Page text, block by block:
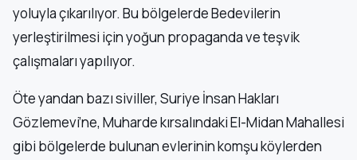
yoluyla çıkarılıyor. Bu bölgelerde Bedevilerin
yerleştirilmesi için yoğun propaganda ve teşvik
çalışmaları yapılıyor.
Öte yandan bazı siviller, Suriye İnsan Hakları
Gözlemevi’ne, Muharde kırsalındaki El-Midan Mahallesi
gibi bölgelerde bulunan evlerinin komşu köylerden